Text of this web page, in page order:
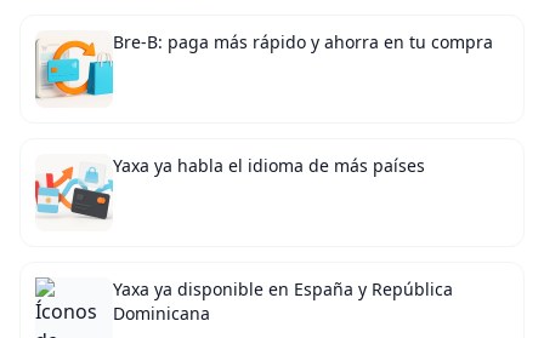
Bre-B: paga más rápido y ahorra en tu compra
Yaxa ya habla el idioma de más países
Yaxa ya disponible en España y República
Dominicana